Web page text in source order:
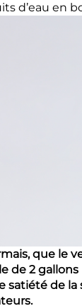
d’eau en
que le
de 2
satiété de la